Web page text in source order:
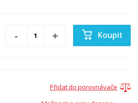
Koupit
Přidat do porovnávače